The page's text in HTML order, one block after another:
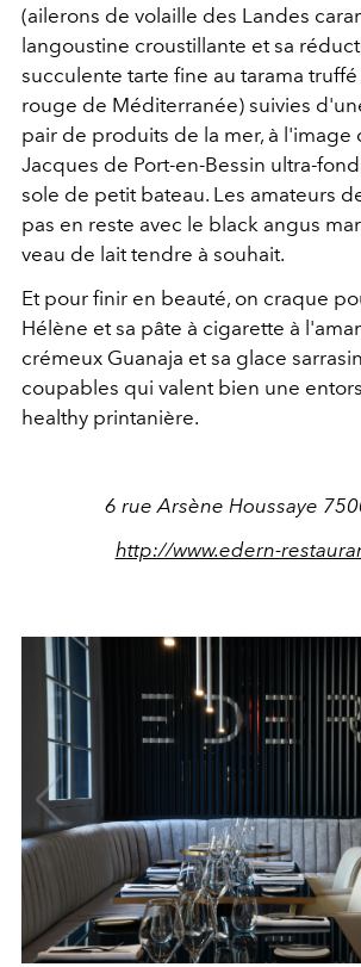
(ailerons de volaille des Landes
langoustine croustillante et sa
succulente tarte fine au tarama
rouge de Méditerranée) suivies
pair de produits de la mer, à l'image
Jacques de Port-en-Bessin ultra-
sole de petit bateau. Les amateurs
pas en reste avec le black angus
veau de lait tendre à souhait.
Et pour finir en beauté, on craque
Hélène et sa pâte à cigarette à
crémeux Guanaja et sa glace
coupables qui valent bien une
healthy printanière.
6 rue Arsène Houssaye
http://www.edern-